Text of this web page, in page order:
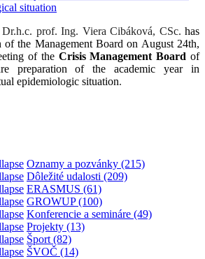
Dr.h.c. prof. Ing. Viera Cibáková, CSc. has
of the Management Board on August 24th,
of the Crisis Management Board of
preparation of the academic year in
epidemiologic situation.
Oznamy a pozvánky (215)
Dôležité udalosti (209)
ERASMUS (61)
GROWUP(100)
Konferencie a semináre (49)
Projekty (13)
Šport(82)
ŠVOČ (14)